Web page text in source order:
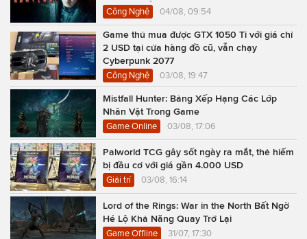
Công Nghệ 04/08, 09:54
Game thủ mua được GTX 1050 Ti với giá chỉ
2 USD tại cửa hàng đồ cũ, vẫn chạy
Cyberpunk 2077
Công Nghệ 03/08, 19:47
Mistfall Hunter: Bảng Xếp Hạng Các Lớp
Nhân Vật Trong Game
Game Online 03/08, 17:06
Palworld TCG gây sốt ngày ra mắt, thẻ hiếm
bị đầu cơ với giá gần 4.000 USD
Giải trí 03/08, 16:14
Lord of the Rings: War in the North Bất Ngờ
Hé Lộ Khả Năng Quay Trở Lại
Game Offline 31/07, 17:30